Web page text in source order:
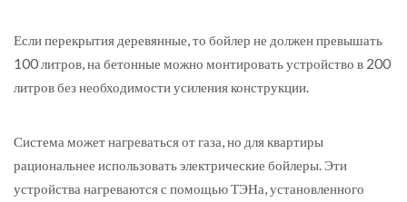
Если перекрытия деревянные, то бойлер не должен превышать
100 литров, на бетонные можно монтировать устройство в 200
литров без необходимости усиления конструкции.
Система может нагреваться от газа, но для квартиры
рациональнее использовать электрические бойлеры. Эти
устройства нагреваются с помощью ТЭНа, установленного